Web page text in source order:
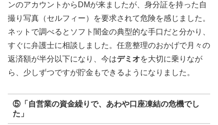
ンのアカウントからDMが来ましたが、身分証を持った自
撮り写真（セルフィー）を要求されて危険を感じました。
ネットで調べるとソフト闇金の典型的な手口だと分かり、
すぐに弁護士に相談しました。任意整理のおかげで月々の
返済額が半分以下になり、今はデミオを大切に乗りなが
ら、少しずつですが貯金もできるようになりました。
⑤「自営業の資金繰りで、あわや口座凍結の危機でし
た」